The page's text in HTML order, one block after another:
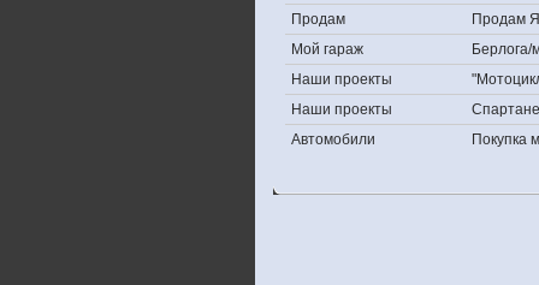
Продам
Продам
Мой гараж
Берлога/
Наши проекты
Наши проекты
Автомобили
Покупка